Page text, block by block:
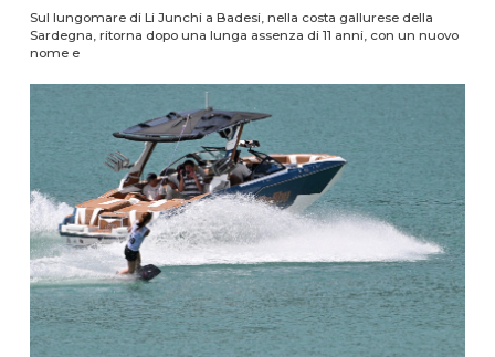
Sul lungomare di Li Junchi a Badesi, nella costa gallurese della
Sardegna, ritorna dopo una lunga assenza di 11 anni, con un nuovo
nome e